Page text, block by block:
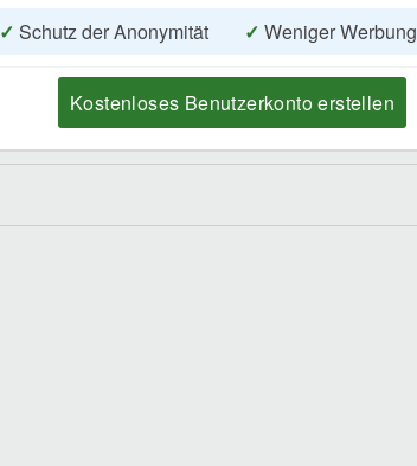
✓ Schutz der Anonymität ✓ Weniger Werbung
Kostenloses Benutzerkonto erstellen